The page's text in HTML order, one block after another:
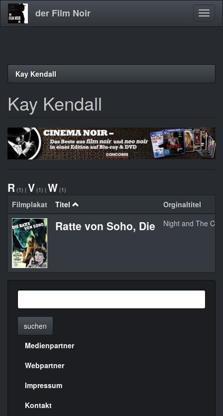
Direkt
der Film Noir
Kay Kendall
Kay Kendall
R (1) | V (1) | W (1)
Filmplakat Titel Orginaltitel
Ratte von Soho, Die Night and The City
suchen
Menülinks
rechte
Seite
Medienpartner
Webpartner
Impressum
Kontakt